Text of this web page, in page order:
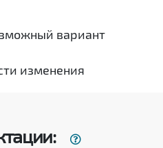
вариант
изменения